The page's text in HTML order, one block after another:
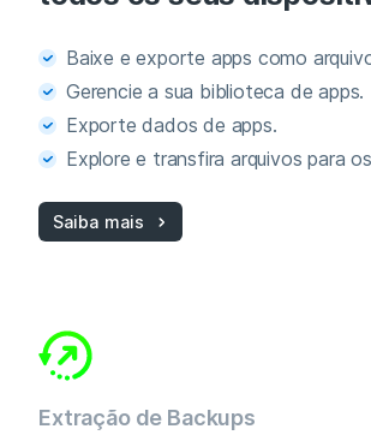
Baixe e exporte apps como
Gerencie a sua biblioteca de apps.
Exporte dados de apps.
Explore e transfira arquivos para
Saiba mais
Extração de Backups